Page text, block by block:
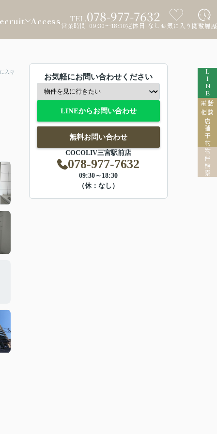
Access TEL.078-977-7632
営業時間 09:30～18:30定休日 なし お気に入り 閲覧履歴
LINE
電話
相談
店舗予約
物件検索
入り
お気軽にお問い合わせください
LINEからお問い合わせ
無料お問い合わせ
COCOLIV三宮駅前店
078-977-7632
09:30～18:30
（休：なし）